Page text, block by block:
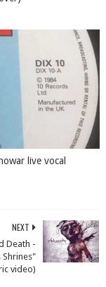
live vocal
NEXT
Death -
Shrines"
video)